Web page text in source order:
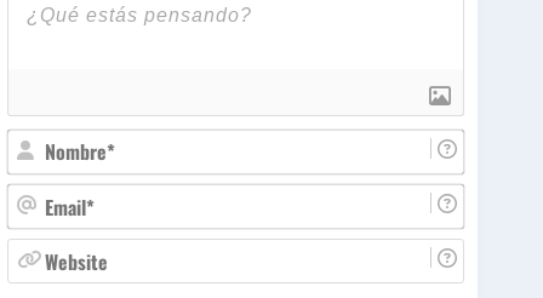
o
m
b
r
m
ie